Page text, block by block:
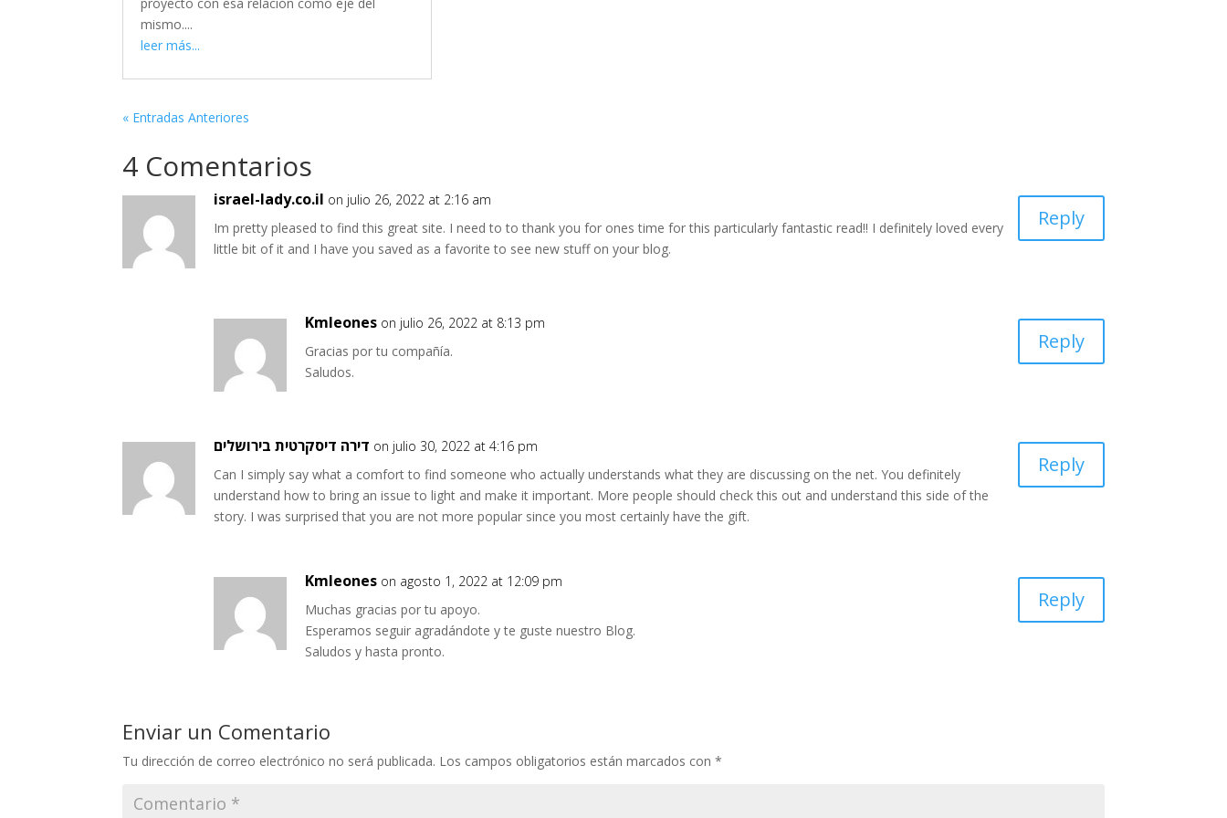
mismo....
leer más...
« Entradas Anteriores
4 Comentarios
israel-lady.co.il on julio 26, 2022 at 2:16 am
Im pretty pleased to find this great site. I need to to thank you for ones time for this particularly fantastic read!! I definitely loved every
little bit of it and I have you saved as a favorite to see new stuff on your blog.
Reply
Kmleones on julio 26, 2022 at 8:13 pm
Gracias por tu compañía.
Saludos.
Reply
דירה דיסקרטית בירושלים on julio 30, 2022 at 4:16 pm
Can I simply say what a comfort to find someone who actually understands what they are discussing on the net. You definitely
understand how to bring an issue to light and make it important. More people should check this out and understand this side of the
story. I was surprised that you are not more popular since you most certainly have the gift.
Reply
Kmleones on agosto 1, 2022 at 12:09 pm
Muchas gracias por tu apoyo.
Esperamos seguir agradándote y te guste nuestro Blog.
Saludos y hasta pronto.
Reply
Enviar un Comentario
Tu dirección de correo electrónico no será publicada. Los campos obligatorios están marcados con*